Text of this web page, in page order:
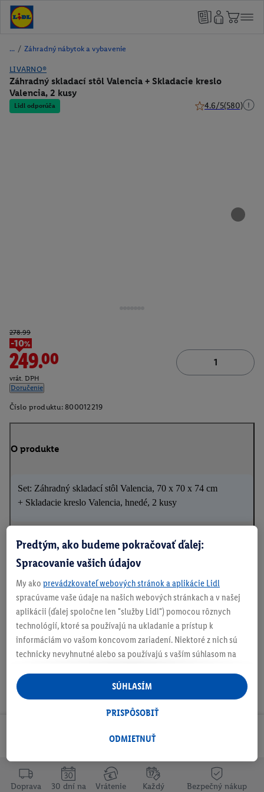
/ Záhradný nábytok a vybavenie
LIVARNO®
Záhradný skladací stôl Valencia + Skladacie kreslo
Valencia, 2 kusy
Lidl odporúča 4.6/5(580)
278.99
-10%
249.00
vrát. DPH
Doručenie
Číslo produktu: 800012219
O produkte
Set: Záhradný skladací stôl Valencia, 70 x 70 x 74 cm
+ Skladacie kreslo Valencia, hnedé, 2 kusy
Obsah balenia
Na stiahnutie
Odoberaj Newsletter!
Doprava
30 dní na
Vrátenie
Každý
Bezpečný nákup
Predtým, ako budeme pokračovať ďalej:
Spracovanie vašich údajov
My ako prevádzkovateľ webových stránok a aplikácie Lidl
spracúvame vaše údaje na našich webových stránkach a v našej
aplikácii (ďalej spoločne len "služby Lidl") pomocou rôznych
technológií, ktoré sa používajú na ukladanie a prístup k
informáciám vo vašom koncovom zariadení. Niektoré z nich sú
technicky nevyhnutné alebo sa používajú s vaším súhlasom na
personalizovanú reklamu v rámci služieb Lidl aj mimo nich. Ak
ste účastníkom programu Lidl Plus, na tieto účely sa spracúvajú
aj údaje z vášho nákupného správania v obchode.
následne si vytvoríte účet Lidl Plus alebo sa prihlásite do svojho
tiež vytvoriť špeciálny online identifikátor z e-mailovej adresy,
ktorú tam uvediete, aby sme vás mohli rozpoznať v službách
ODMIETNUŤ
PRISPÔSOBIŤ
SÚHLASÍM